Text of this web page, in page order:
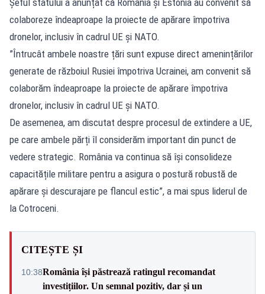
colaboreze îndeaproape la proiecte de apărare împotriva
dronelor, inclusiv în cadrul UE și NATO.
”Întrucât ambele noastre țări sunt expuse direct amenințărilor
generate de războiul Rusiei împotriva Ucrainei, am convenit să
colaborăm îndeaproape la proiecte de apărare împotriva
dronelor, inclusiv în cadrul UE și NATO.
De asemenea, am discutat despre procesul de extindere a UE,
pe care ambele părți îl considerăm important din punct de
vedere strategic. România va continua să își consolideze
capacitățile militare pentru a asigura o postură robustă de
apărare și descurajare pe flancul estic”, a mai spus liderul de
la Cotroceni.
CITEȘTE ȘI
10:38România își păstrează ratingul recomandat
investițiilor. Un semnal pozitiv, dar și un